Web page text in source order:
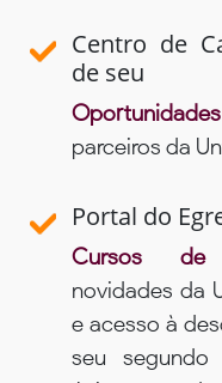
Centro de
de seu
parceiros da
Portal do
Cursos de
novidades da
e acesso à
seu